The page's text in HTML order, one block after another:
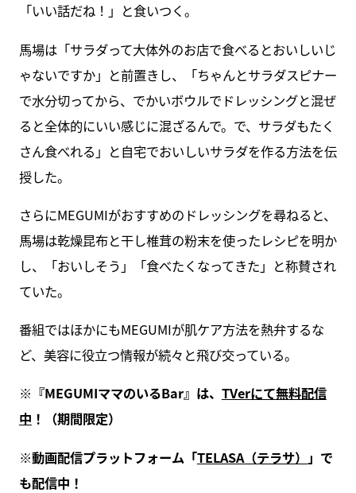
「いい話だね！」と食いつく。
馬場は「サラダって大体外のお店で食べるとおいしいじ
ゃないですか」と前置きし、「ちゃんとサラダスピナー
で水分切ってから、でかいボウルでドレッシングと混ぜ
ると全体的にいい感じに混ざるんで。で、サラダもたく
さん食べれる」と自宅でおいしいサラダを作る方法を伝
授した。
さらにMEGUMIがおすすめのドレッシングを尋ねると、
馬場は乾燥昆布と干し椎茸の粉末を使ったレシピを明か
し、「おいしそう」「食べたくなってきた」と称賛され
ていた。
番組ではほかにもMEGUMIが肌ケア方法を熱弁するな
ど、美容に役立つ情報が続々と飛び交っている。
※『MEGUMIママのいるBar』は、 TVerにて無料配信
中 ！（期間限定）
※動画配信プラットフォーム「TELASA（テラサ） 」で
も配信中！